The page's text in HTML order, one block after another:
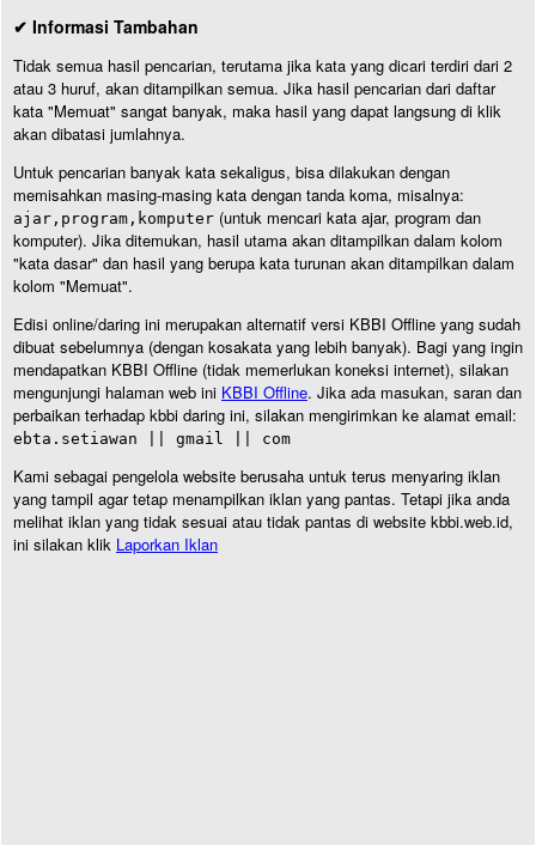
✔ Informasi Tambahan
Tidak semua hasil pencarian, terutama jika kata yang dicari terdiri dari 2
atau 3 huruf, akan ditampilkan semua. Jika hasil pencarian dari daftar
kata "Memuat" sangat banyak, maka hasil yang dapat langsung di klik
akan dibatasi jumlahnya.
Untuk pencarian banyak kata sekaligus, bisa dilakukan dengan
memisahkan masing-masing kata dengan tanda koma, misalnya:
ajar,program,komputer (untuk mencari kata ajar, program dan
komputer). Jika ditemukan, hasil utama akan ditampilkan dalam kolom
"kata dasar" dan hasil yang berupa kata turunan akan ditampilkan dalam
kolom "Memuat".
Edisi online/daring ini merupakan alternatif versi KBBI Offline yang sudah
dibuat sebelumnya (dengan kosakata yang lebih banyak). Bagi yang ingin
mendapatkan KBBI Offline (tidak memerlukan koneksi internet), silakan
mengunjungi halaman web ini KBBI Offline. Jika ada masukan, saran dan
perbaikan terhadap kbbi daring ini, silakan mengirimkan ke alamat email:
ebta.setiawan || gmail || com
Kami sebagai pengelola website berusaha untuk terus menyaring iklan
yang tampil agar tetap menampilkan iklan yang pantas. Tetapi jika anda
melihat iklan yang tidak sesuai atau tidak pantas di website kbbi.web.id,
ini silakan klik Laporkan Iklan